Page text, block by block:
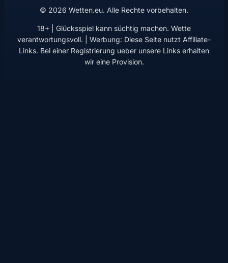
© 2026 Wetten.eu. Alle Rechte vorbehalten.
18+ | Glücksspiel kann süchtig machen. Wette
verantwortungsvoll. | Werbung: Diese Seite nutzt Affiliate-
Links. Bei einer Registrierung ueber unsere Links erhalten
wir eine Provision.